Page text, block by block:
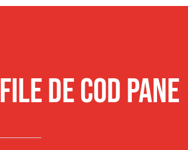
File de cod pane